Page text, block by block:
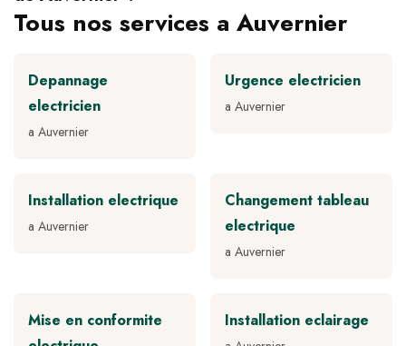
Tous nos services a Auvernier
Depannage
electricien
a Auvernier
Urgence electricien
a Auvernier
Installation electrique
a Auvernier
Changement tableau
electrique
a Auvernier
Mise en conformite
Installation eclairage